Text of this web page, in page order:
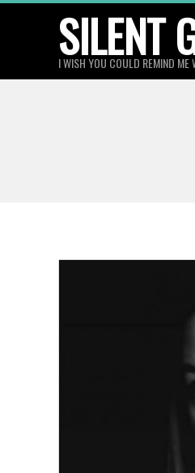
SILENT
I WISH YOU COULD REMIND ME